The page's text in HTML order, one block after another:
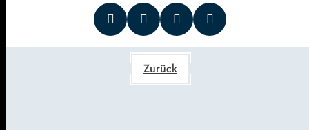
Zurück